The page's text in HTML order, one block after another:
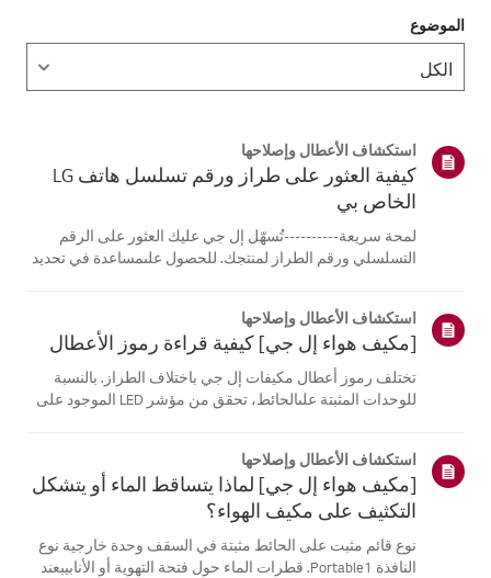
الموضوع
استكشاف الأعطال وإصلاحها
كيفية العثور على طراز ورقم تسلسل هاتف LG
الخاص بي
لمحة سريعة----------تُسهّل إل جي عليك العثور على الرقم
التسلسلي ورقم الطراز لمنتجك. للحصول علىمساعدة في تحديد
تختلف الصور أو ا...
استكشاف الأعطال وإصلاحها
[مكيف هواء إل جي] كيفية قراءة رموز الأعطال
تختلف رموز أعطال مكيفات إل جي باختلاف الطراز. بالنسبة
للوحدات المثبتة علىالحائط، تحقق من مؤشر LED الموجود على
الرموز.كيفية ...
استكشاف الأعطال وإصلاحها
[مكيف هواء إل جي] لماذا يتساقط الماء أو يتشكل
التكثيف على مكيف الهواء؟
نوع قائم مثبت على الحائط مثبتة في السقف وحدة خارجية نوع
النافذة Portable1. قطرات الماء حول فتحة التهوية أو الأنابيبعند